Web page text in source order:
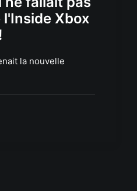
Xbox
la nouvelle